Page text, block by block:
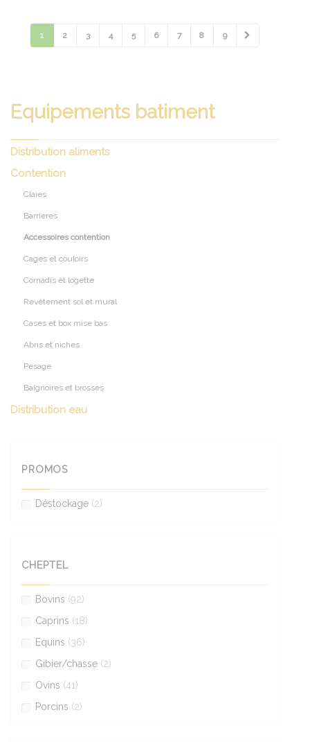
1 2 3 4 5 6 7 8 9
Equipements batiment
Distribution aliments
Contention
Claies
Barrieres
Accessoires contention
Cages et couloirs
Cornadis et logette
Revêtement sol et mural
Cases et box mise bas
Abris et niches
Pesage
Baignoires et brosses
Distribution eau
PROMOS
Déstockage (2)
CHEPTEL
Bovins (92)
Caprins (18)
Equins (36)
Gibier/chasse (2)
Ovins (41)
Porcins (2)